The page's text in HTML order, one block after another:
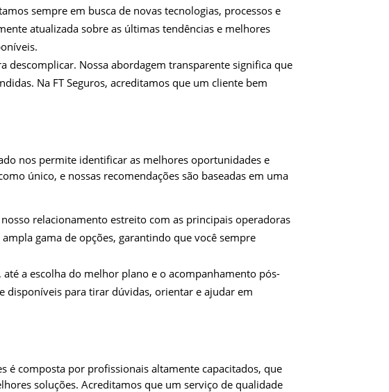
sempre em busca de novas tecnologias, processos e
atualizada sobre as últimas tendências e melhores
descomplicar. Nossa abordagem transparente significa que
Na FT Seguros, acreditamos que um cliente bem
nos permite identificar as melhores oportunidades e
único, e nossas recomendações são baseadas em uma
relacionamento estreito com as principais operadoras
gama de opções, garantindo que você sempre
a escolha do melhor plano e o acompanhamento pós-
disponíveis para tirar dúvidas, orientar e ajudar em
é composta por profissionais altamente capacitados, que
soluções. Acreditamos que um serviço de qualidade